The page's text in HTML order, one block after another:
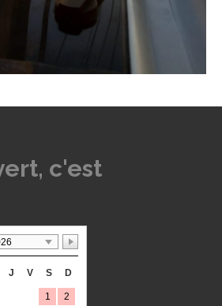
c'est
J V S D
1 2